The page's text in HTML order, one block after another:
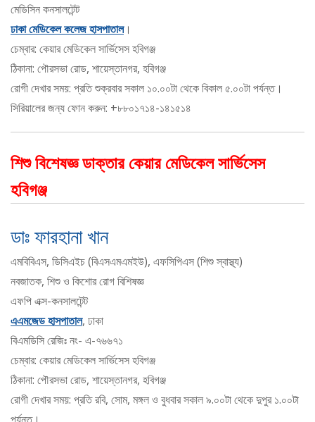
মেডিসিন কনসালটেন্ট
ঢাকা মেডিকেল কলেজ হাসপাতাল।
চেম্বার: কেয়ার মেডিকেল সার্ভিসেস হবিগঞ্জ
ঠিকানা: পৌরসভা রোড, শায়েস্তানগর, হবিগঞ্জ
রোগী দেখার সময়: প্রতি শুক্রবার সকাল ১০.০০টা থেকে বিকাল ৫.০০টা পর্যন্ত।
সিরিয়ালের জন্য ফোন করুন: +৮৮০১৭১৪-১৪১৫১৪
শিশু বিশেষজ্ঞ ডাক্তার কেয়ার মেডিকেল সার্ভিসেস
হবিগঞ্জ
ডাঃ ফারহানা খান
এমবিবিএস, ডিসিএইচ (বিএসএমএমইউ), এফসিপিএস (শিশু স্বাস্থ্য)
নবজাতক, শিশু ও কিশোর রোগ বিশিষজ্ঞ
এফপি এক্স-কনসালটেন্ট
এএমজেড হাসপাতাল, ঢাকা
বিএমডিসি রেজিঃ নং- এ-৭৬৬৭১
চেম্বার: কেয়ার মেডিকেল সার্ভিসেস হবিগঞ্জ
ঠিকানা: পৌরসভা রোড, শায়েস্তানগর, হবিগঞ্জ
রোগী দেখার সময়: প্রতি রবি, সোম, মঙ্গল ও বুধবার সকাল ৯.০০টা থেকে দুপুর ১.০০টা